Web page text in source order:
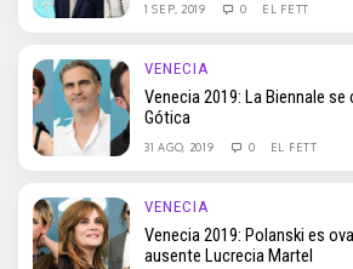
1 SEP, 2019 0 EL FETT
VENECIA
Venecia 2019: La Biennale se
Gótica
31 AGO, 2019 0 EL FETT
VENECIA
Venecia 2019: Polanski es
ausente Lucrecia Martel